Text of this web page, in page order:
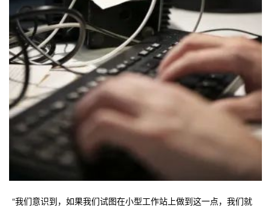
“我们意识到，如果我们试图在小型工作站上做到这一点，我们就